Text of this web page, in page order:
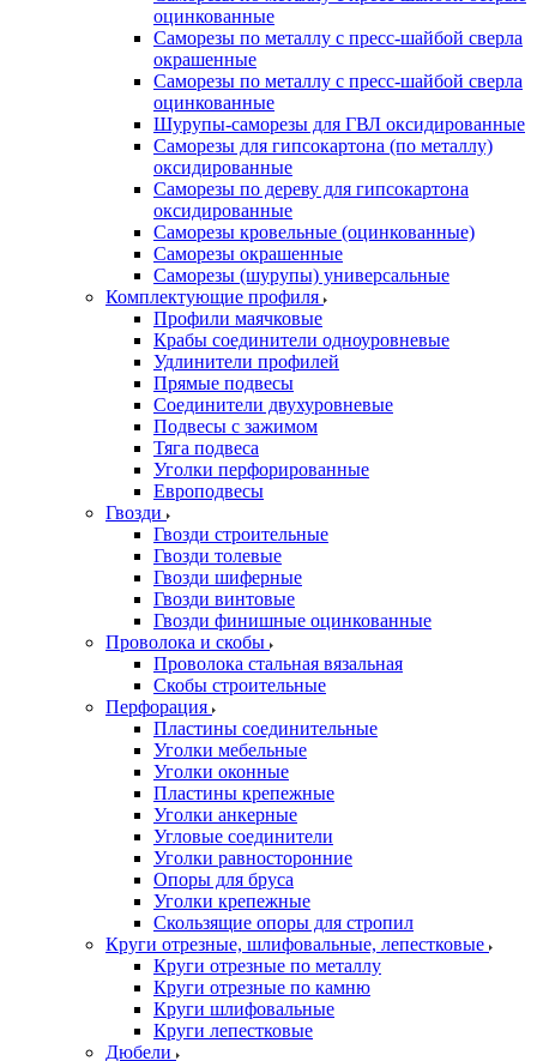
оцинкованные
Саморезы по металлу с пресс-шайбой сверла
окрашенные
Саморезы по металлу с пресс-шайбой сверла
оцинкованные
Шурупы-саморезы для ГВЛ оксидированные
Саморезы для гипсокартона (по металлу)
оксидированные
Саморезы по дереву для гипсокартона
оксидированные
Саморезы кровельные (оцинкованные)
Саморезы окрашенные
Саморезы (шурупы) универсальные
Комплектующие профиля
Профили маячковые
Крабы соединители одноуровневые
Удлинители профилей
Прямые подвесы
Соединители двухуровневые
Подвесы с зажимом
Тяга подвеса
Уголки перфорированные
Европодвесы
Гвозди
Гвозди строительные
Гвозди толевые
Гвозди шиферные
Гвозди винтовые
Гвозди финишные оцинкованные
Проволока и скобы
Проволока стальная вязальная
Скобы строительные
Перфорация
Пластины соединительные
Уголки мебельные
Уголки оконные
Пластины крепежные
Уголки анкерные
Угловые соединители
Уголки равносторонние
Опоры для бруса
Уголки крепежные
Скользящие опоры для стропил
Круги отрезные, шлифовальные, лепестковые
Круги отрезные по металлу
Круги отрезные по камню
Круги шлифовальные
Круги лепестковые
Дюбели